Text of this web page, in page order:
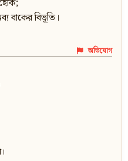
বাকের বিভূতি।
অভিযোগ